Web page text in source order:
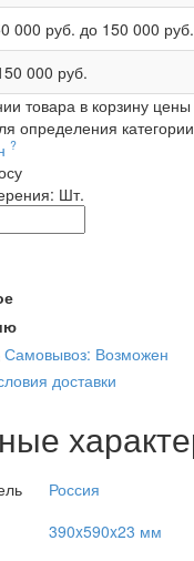
000 руб. до 150 000 руб.
000 руб.
товара в корзину
определения
?
Шт.
Самовывоз: Возможен
доставки
Россия
390x590x23 мм